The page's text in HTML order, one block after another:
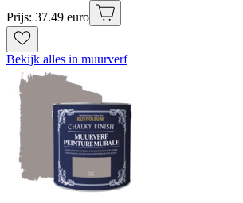
Prijs: 37.49 euro
Bekijk alles in muurverf